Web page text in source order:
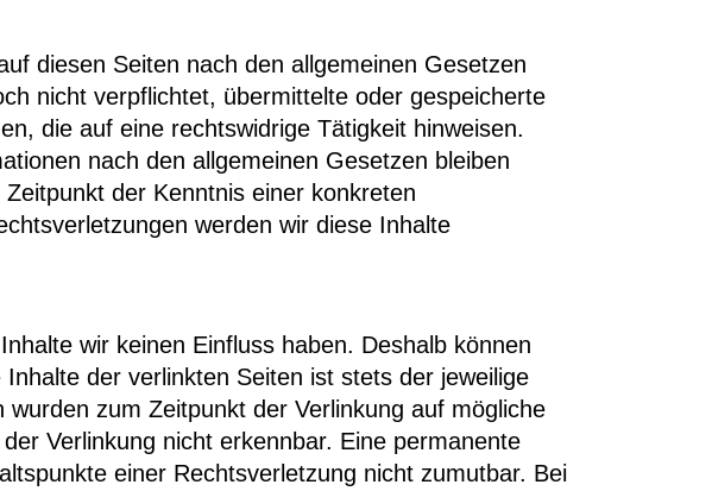
diesen Seiten nach den allgemeinen Gesetzen
nicht verpflichtet, übermittelte oder gespeicherte
die auf eine rechtswidrige Tätigkeit hinweisen.
nach den allgemeinen Gesetzen bleiben
der Kenntnis einer konkreten
werden wir diese Inhalte
wir keinen Einfluss haben. Deshalb können
der verlinkten Seiten ist stets der jeweilige
zum Zeitpunkt der Verlinkung auf mögliche
Verlinkung nicht erkennbar. Eine permanente
einer Rechtsverletzung nicht zumutbar. Bei